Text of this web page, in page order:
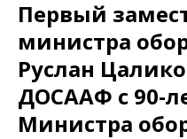
Первый
министра
Руслан
ДОСААФ с 90-
Министра